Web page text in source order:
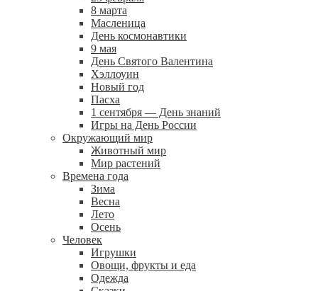
8 марта
Масленица
День космонавтики
9 мая
День Святого Валентина
Хэллоуин
Новый год
Пасха
1 сентября — День знаний
Игры на День России
Окружающий мир
Животный мир
Мир растений
Времена года
Зима
Весна
Лето
Осень
Человек
Игрушки
Овощи, фрукты и еда
Одежда